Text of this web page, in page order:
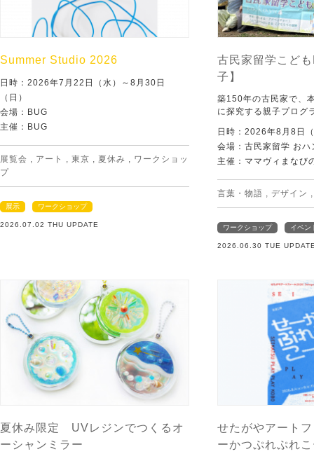
Summer Studio 2026
日時：2026年7月22日（水）～8月30日
（日）
会場：BUG
主催：BUG
展覧会 , アート , 東京 , 夏休み , ワークショッ
プ
展示 ワークショップ
2026.07.02 THU UPDATE
古民家留学こど
子】
築150年の古民家で、
に探究する親子プログ
日時：2026年8月8日
会場：古民家留学 おハ
主催：ママヴィまなび
言葉・物語 , デザイン
ワークショップ イベン
2026.06.30 TUE
夏休み限定 UVレジンでつくるオ
ーシャンミラー
せたがやアート
ーかつぷれぷれ